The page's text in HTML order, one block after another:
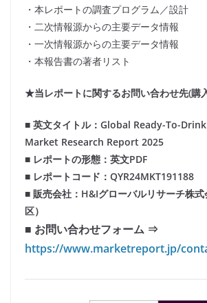
・本レポートの調査プログラム／設計
・二次情報源からの主要データ情報
・一次情報源からの主要データ情報
・本報告書の著者リスト
★当レポートに関するお問い合わせ先(購
■ 英文タイトル：Global Ready-To-
Market Research Report 2025
■ レポートの形態：英文PDF
■ レポートコード：QYR24MKT191188
■ 販売会社：H&Iグローバルリサーチ株
区）
■ お問い合わせフォーム ⇒
https://www.marketreport.jp/